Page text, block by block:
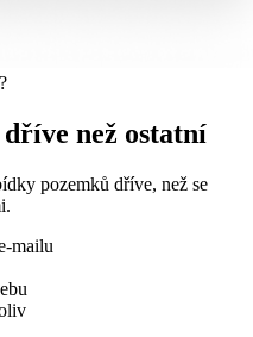
než ostatní
pozemků dříve, než se
mailu